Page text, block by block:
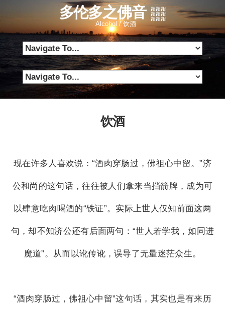
多伦多之佛音
Alcohol / 饮酒
饮酒
现在许多人喜欢说：“酒肉穿肠过，佛祖心中留。”济
公和尚的这句话，往往被人们拿来当挡箭牌，成为可
以肆意吃肉喝酒的“铁证”。实际上世人仅知前面这两
句，却不知济公还有后面两句：“世人若学我，如同进
魔道”。从而以讹传讹，误导了无量迷茫众生。
“酒肉穿肠过，佛祖心中留”这句话，其实也是有来历